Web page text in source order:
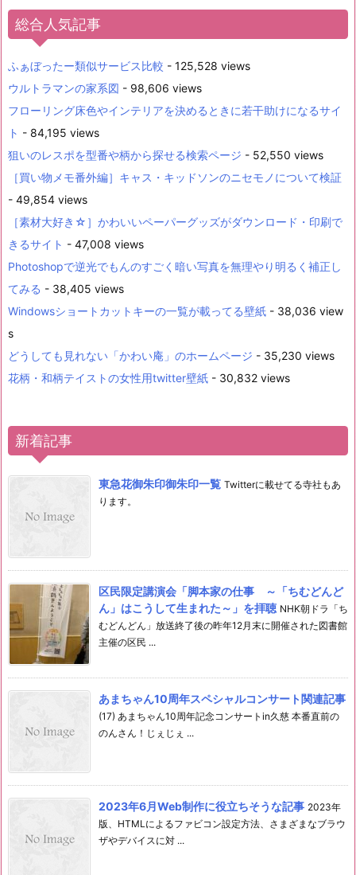
総合人気記事
ふぁぼったー類似サービス比較 - 125,528 views
ウルトラマンの家系図 - 98,606 views
フローリング床色やインテリアを決めるときに若干助けになるサイ
ト - 84,195 views
狙いのレスポを型番や柄から探せる検索ページ - 52,550 views
［買い物メモ番外編］キャス・キッドソンのニセモノについて検証
- 49,854 views
［素材大好き☆］かわいいペーパーグッズがダウンロード・印刷で
きるサイト - 47,008 views
Photoshopで逆光でもんのすごく暗い写真を無理やり明るく補正し
てみる - 38,405 views
Windowsショートカットキーの一覧が載ってる壁紙 - 38,036 view
s
どうしても見れない「かわい庵」のホームページ - 35,230 views
花柄・和柄テイストの女性用twitter壁紙 - 30,832 views
新着記事
東急花御朱印御朱印一覧 Twitterに載せてる寺社もあ
ります。
区民限定講演会「脚本家の仕事 ～「ちむどんど
ん」はこうして生まれた～」を拝聴 NHK朝ドラ「ち
むどんどん」放送終了後の昨年12月末に開催された図書館
主催の区民 ...
あまちゃん10周年スペシャルコンサート関連記事
(17) あまちゃん10周年記念コンサートin久慈 本番直前の
のんさん！じぇじぇ ...
2023年6月Web制作に役立ちそうな記事 2023年
版、HTMLによるファビコン設定方法、さまざまなブラウ
ザやデバイスに対 ...